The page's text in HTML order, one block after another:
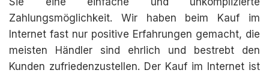
Zahlungsmöglichkeit. Wir haben beim Kauf im
Internet fast nur positive Erfahrungen gemacht, die
meisten Händler sind ehrlich und bestrebt den
Kunden zufriedenzustellen. Der Kauf im Internet ist